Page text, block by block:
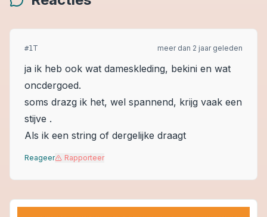
#1T meer dan 2 jaar geleden
ja ik heb ook wat dameskleding, bekini en wat
oncdergoed.
soms drazg ik het, wel spannend, krijg vaak een
stijve .
Als ik een string of dergelijke draagt
Reageer Rapporteer